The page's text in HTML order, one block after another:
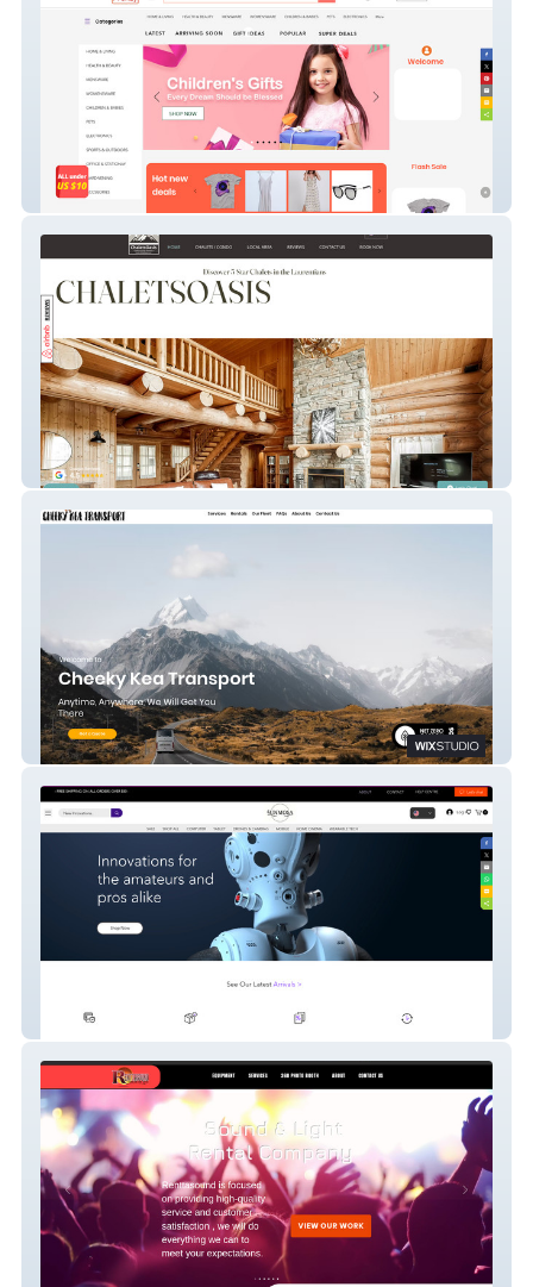
DepotFrenzy
chaletsoasis
Cheeky Kea Transport
Sunmosa